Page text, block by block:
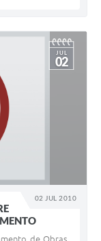
02 JUL 2010
JUL
02
de Obras,